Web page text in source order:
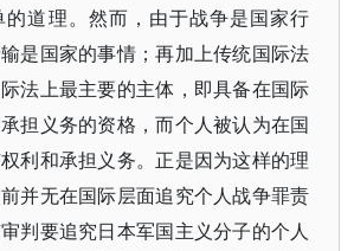
道理。然而，由于战争是国家行
是国家的事情；再加上传统国际法
法上最主要的主体，即具备在国际
担义务的资格，而个人被认为在国
利和承担义务。正是因为这样的理
并无在国际层面追究个人战争罪责
判要追究日本军国主义分子的个人